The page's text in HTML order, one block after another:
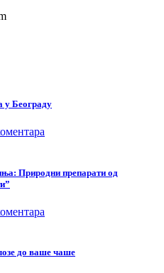
у Београду
Природни препарати од
до ваше чаше